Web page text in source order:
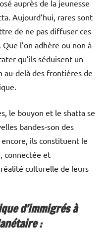
auprès de la jeunesse
Aujourd’hui, rares sont
de ne pas diffuser ces
l’on adhère ou non à
qu’ils séduisent un
au-delà des frontières de
le bouyon et le shatta se
bandes-son des
ils constituent le
connectée et
culturelle de leurs
d’immigrés à
: